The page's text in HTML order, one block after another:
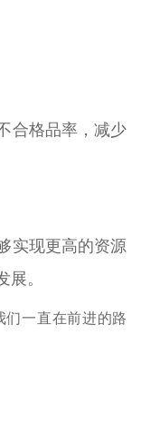
合格品率，减少
实现更高的资源
。
们一直在前进的路